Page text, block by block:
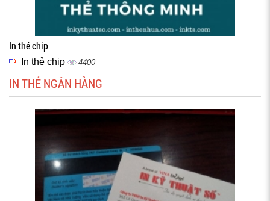
In thẻ chip
In thẻ chip 4400
IN THẺ NGÂN HÀNG